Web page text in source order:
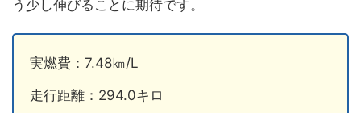
う少し伸びることに期待です。
実燃費：7.48㎞/L
走行距離：294.0キロ